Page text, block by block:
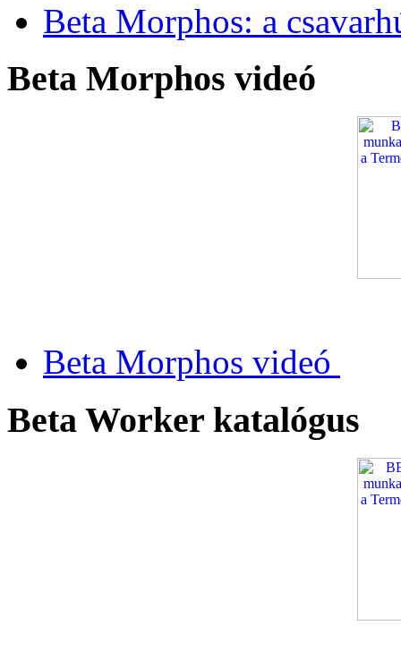
Beta Morphos: a
Beta Morphos videó
Beta Morphos videó
Beta Worker katalógus